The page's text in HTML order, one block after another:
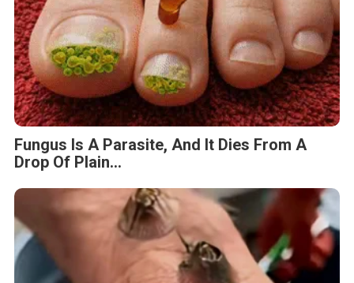
Fungus Is A Parasite, And It Dies From A
Drop Of Plain...